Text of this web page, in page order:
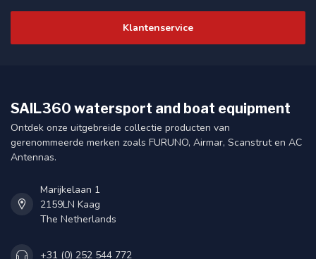
Klantenservice
SAIL360 watersport and boat equipment
Ontdek onze uitgebreide collectie producten van
gerenommeerde merken zoals FURUNO, Airmar, Scanstrut en AC
Antennas.
Marijkelaan 1
2159LN Kaag
The Netherlands
+31 (0) 252 544 772